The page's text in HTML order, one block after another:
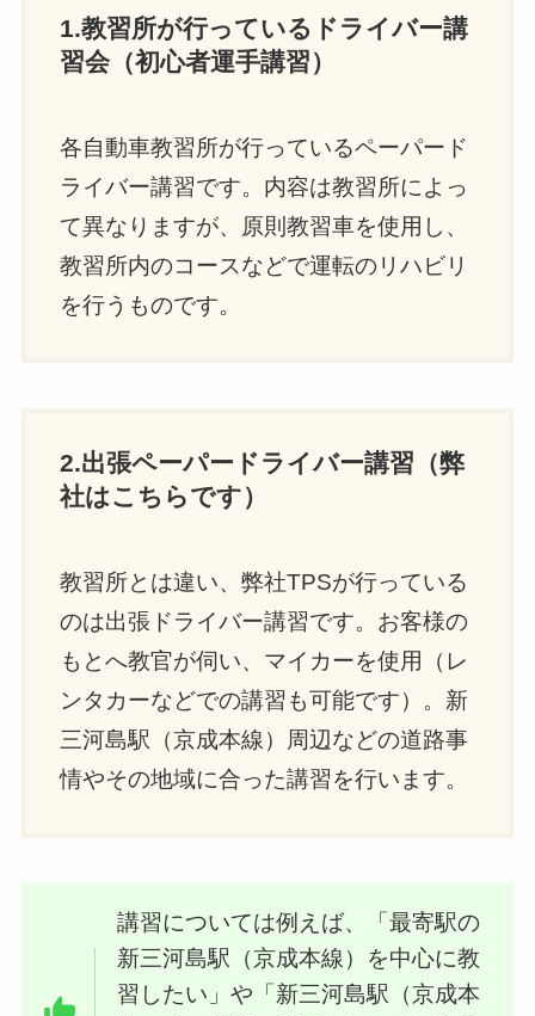
1.教習所が行っているドライバー講
習会（初心者運手講習）
各自動車教習所が行っているペーパード
ライバー講習です。内容は教習所によっ
て異なりますが、原則教習車を使用し、
教習所内のコースなどで運転のリハビリ
を行うものです。
2.出張ペーパードライバー講習（弊
社はこちらです）
教習所とは違い、弊社TPSが行っている
のは出張ドライバー講習です。お客様の
もとへ教官が伺い、マイカーを使用（レ
ンタカーなどでの講習も可能です）。新
三河島駅（京成本線）周辺などの道路事
情やその地域に合った講習を行います。
講習については例えば、「最寄駅の
新三河島駅（京成本線）を中心に教
習したい」や「新三河島駅（京成本